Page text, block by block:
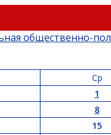
Ср
1
8
15